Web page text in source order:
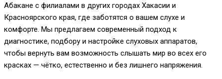
Абакане с филиалами в других городах Хакасии и
Красноярского края, где заботятся о вашем слухе и
комфорте. Мы предлагаем современный подход к
диагностике, подбору и настройке слуховых аппаратов,
чтобы вернуть вам возможность слышать мир во всех его
красках — чётко, естественно и без лишнего напряжения.